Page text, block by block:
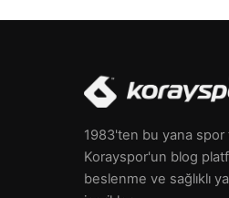
1983'ten bu yana spor
Korayspor'un blog
beslenme ve sağlıklı